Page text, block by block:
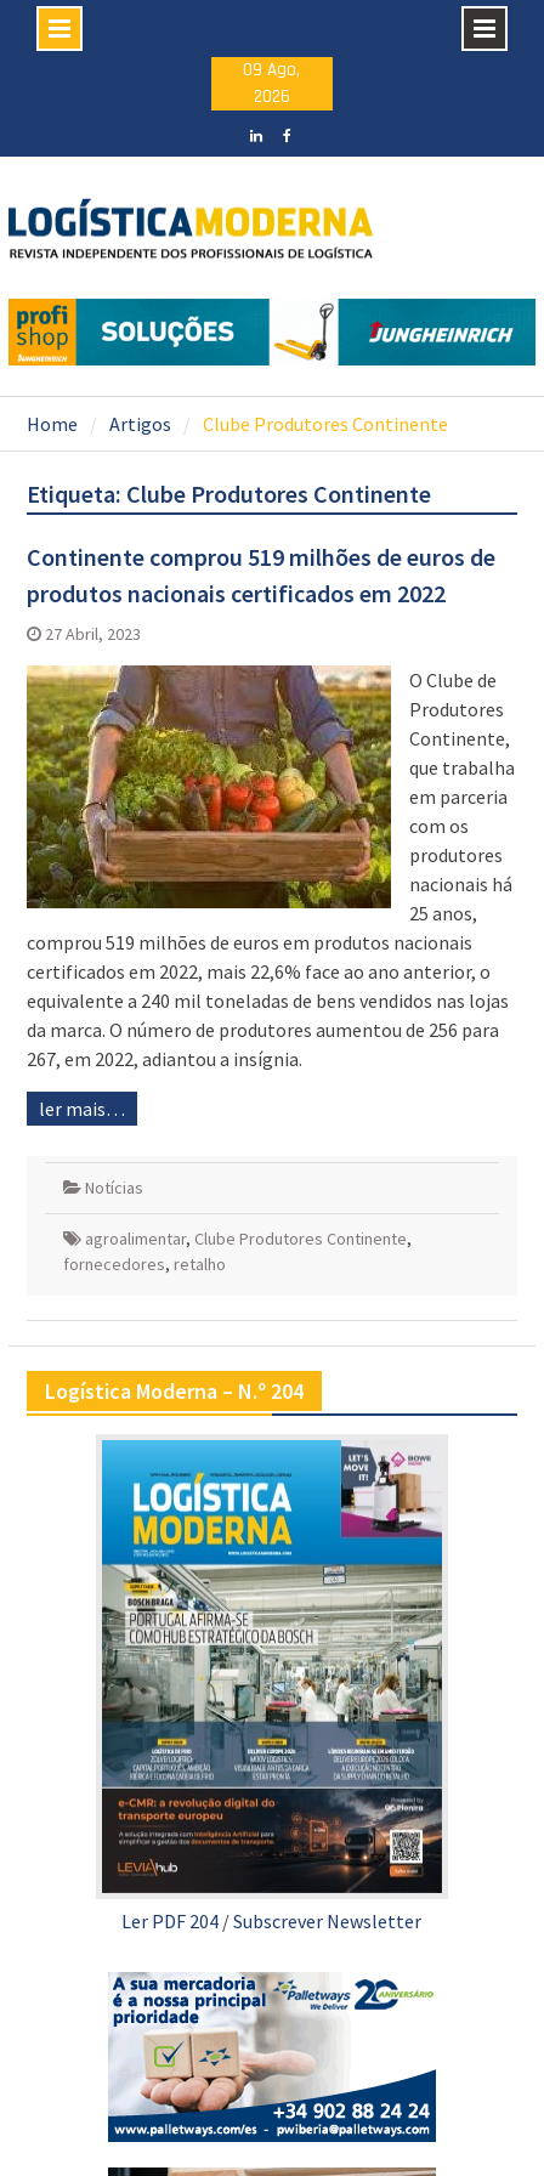
09 Ago,
2026
Home Artigos Clube Produtores Continente
Etiqueta: Clube Produtores Continente
Continente comprou 519 milhões de euros de
produtos nacionais certificados em 2022
27 Abril, 2023
O Clube de
Produtores
Continente,
que trabalha
em parceria
com os
produtores
nacionais há
25 anos,
comprou 519 milhões de euros em produtos nacionais
certificados em 2022, mais 22,6% face ao ano anterior, o
equivalente a 240 mil toneladas de bens vendidos nas lojas
da marca. O número de produtores aumentou de 256 para
267, em 2022, adiantou a insígnia.
ler mais…
Notícias
agroalimentar, Clube Produtores Continente,
fornecedores, retalho
Logística Moderna – N.º 204
Ler PDF 204 /Subscrever Newsletter